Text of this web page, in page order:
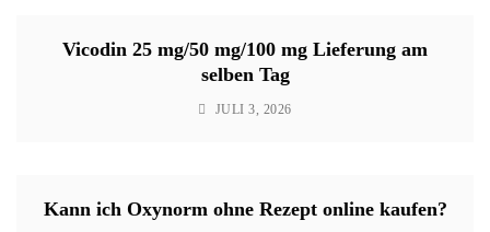
Vicodin 25 mg/50 mg/100 mg Lieferung am
selben Tag
JULI 3, 2026
Kann ich Oxynorm ohne Rezept online kaufen?